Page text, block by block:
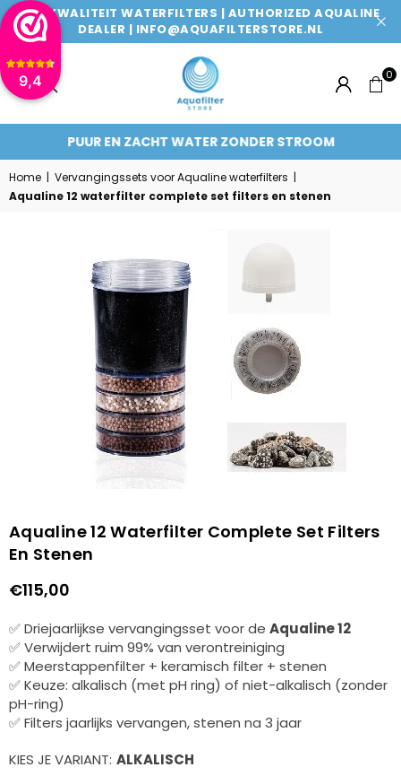
9,4
TOPKWALITEIT WATERFILTERS | AUTHORIZED AQUALINE
DEALER | INFO@AQUAFILTERSTORE.NL
AQUAFILTERSTORE
0
PUUR EN ZACHT WATER ZONDER STROOM
Home | Vervangingssets voor Aqualine waterfilters |
Aqualine 12 waterfilter complete set filters en stenen
Aqualine 12 Waterfilter Complete Set Filters
En Stenen
Normale
€115,00
✅ Driejaarlijkse vervangingsset voor de Aqualine 12
✅ Verwijdert ruim 99% van verontreiniging
✅ Meerstappenfilter + keramisch filter + stenen
✅ Keuze: alkalisch (met pH ring) of niet-alkalisch (zonder
pH-ring)
✅ Filters jaarlijks vervangen, stenen na 3 jaar
KIES JE VARIANT: ALKALISCH